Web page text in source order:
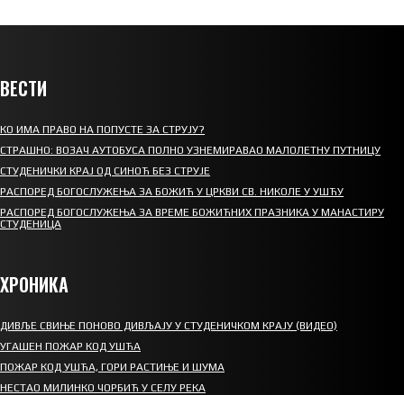
ВЕСТИ
КО ИМА ПРАВО НА ПОПУСТЕ ЗА СТРУЈУ?
СТРАШНО: ВОЗАЧ АУТОБУСА ПОЛНО УЗНЕМИРАВАО МАЛОЛЕТНУ ПУТНИЦУ
СТУДЕНИЧКИ КРАЈ ОД СИНОЋ БЕЗ СТРУЈЕ
РАСПОРЕД БОГОСЛУЖЕЊА ЗА БОЖИЋ У ЦРКВИ СВ. НИКОЛЕ У УШЋУ
РАСПОРЕД БОГОСЛУЖЕЊА ЗА ВРЕМЕ БОЖИЋНИХ ПРАЗНИКА У МАНАСТИРУ
СТУДЕНИЦА
ХРОНИКА
ДИВЉЕ СВИЊЕ ПОНОВО ДИВЉАЈУ У СТУДЕНИЧКОМ КРАЈУ (ВИДЕО)
УГАШЕН ПОЖАР КОД УШЋА
ПОЖАР КОД УШЋА, ГОРИ РАСТИЊЕ И ШУМА
НЕСТАО МИЛИНКО ЧОРБИЋ У СЕЛУ РЕКА